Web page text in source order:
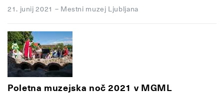
21. junij 2021 – Mestni muzej Ljubljana
Poletna muzejska noč 2021 v MGML